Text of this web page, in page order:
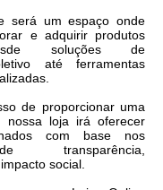
será um espaço onde
e adquirir produtos
soluções de
até ferramentas
de proporcionar uma
nossa loja irá oferecer
com base nos
transparência,
social.